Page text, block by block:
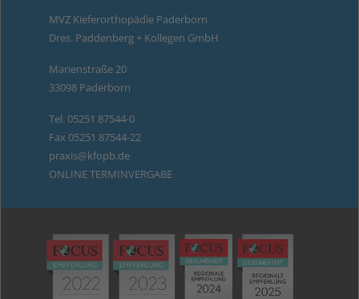
MVZ Kieferorthopädie Paderborn
Dres. Paddenberg + Kollegen GmbH
Marienstraße 20
33098 Paderborn
Tel. 05251 87544-0
Fax 05251 87544-22
praxis@kfopb.de
ONLINE TERMINVERGABE